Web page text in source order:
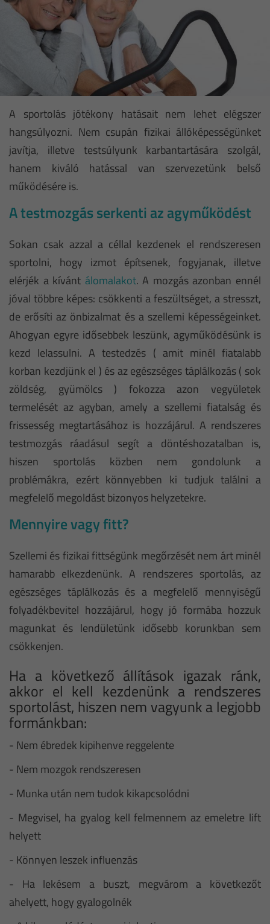
A sportolás jótékony hatásait nem lehet elégszer
hangsúlyozni. Nem csupán fizikai állóképességünket
javítja, illetve testsúlyunk karbantartására szolgál,
hanem kiváló hatással van szervezetünk belső
működésére is.
A testmozgás serkenti az agyműködést
Sokan csak azzal a céllal kezdenek el rendszeresen
sportolni, hogy izmot építsenek, fogyjanak, illetve
elérjék a kívánt álomalakot. A mozgás azonban ennél
jóval többre képes: csökkenti a feszültséget, a stresszt,
de erősíti az önbizalmat és a szellemi képességeinket.
Ahogyan egyre idősebbek leszünk, agyműködésünk is
kezd lelassulni. A testedzés ( amit minél fiatalabb
korban kezdjünk el ) és az egészséges táplálkozás ( sok
zöldség, gyümölcs ) fokozza azon vegyületek
termelését az agyban, amely a szellemi fiatalság és
frissesség megtartásához is hozzájárul. A rendszeres
testmozgás ráadásul segít a döntéshozatalban is,
hiszen sportolás közben nem gondolunk a
problémákra, ezért könnyebben ki tudjuk találni a
megfelelő megoldást bizonyos helyzetekre.
Mennyire vagy fitt?
Szellemi és fizikai fittségünk megőrzését nem árt minél
hamarabb elkezdenünk. A rendszeres sportolás, az
egészséges táplálkozás és a megfelelő mennyiségű
folyadékbevitel hozzájárul, hogy jó formába hozzuk
magunkat és lendületünk idősebb korunkban sem
csökkenjen.
Ha a következő állítások igazak ránk,
akkor el kell kezdenünk a rendszeres
sportolást, hiszen nem vagyunk a legjobb
formánkban:
- Nem ébredek kipihenve reggelente
- Nem mozgok rendszeresen
- Munka után nem tudok kikapcsolódni
- Megvisel, ha gyalog kell felmennem az emeletre lift
helyett
- Könnyen leszek influenzás
- Ha lekésem a buszt, megvárom a következőt
ahelyett, hogy gyalogolnék